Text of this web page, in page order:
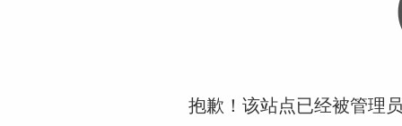
抱歉！该站点已经被管理